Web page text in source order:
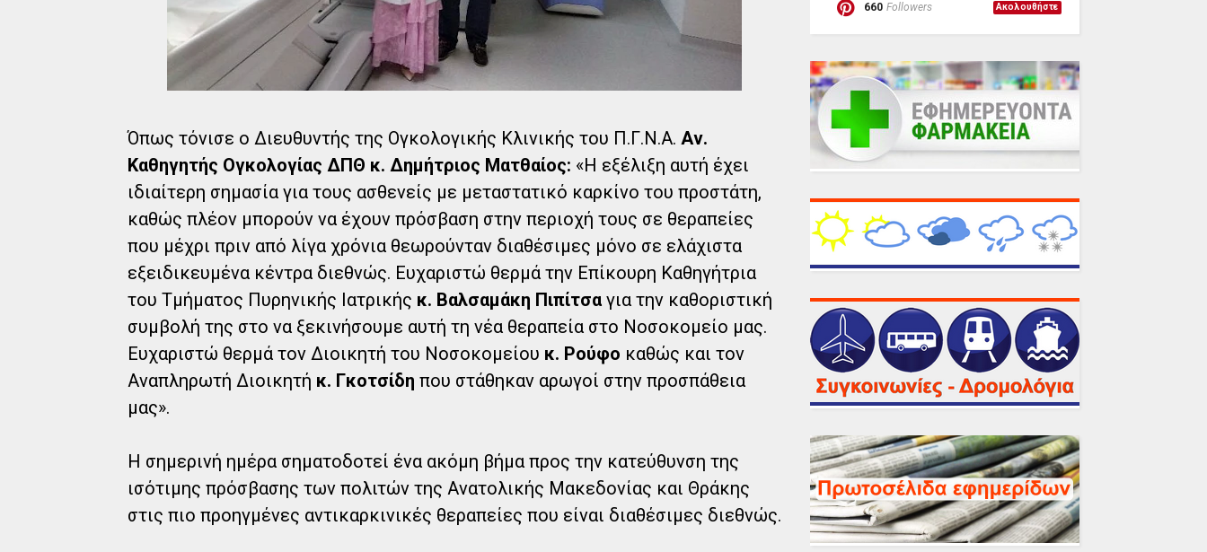
Όπως τόνισε ο Διευθυντής της Ογκολογικής Κλινικής του Π.Γ.Ν.Α. Αν.
Καθηγητής Ογκολογίας ΔΠΘ κ. Δημήτριος Ματθαίος: «Η εξέλιξη αυτή έχει
ιδιαίτερη σημασία για τους ασθενείς με μεταστατικό καρκίνο του προστάτη,
καθώς πλέον μπορούν να έχουν πρόσβαση στην περιοχή τους σε θεραπείες
που μέχρι πριν από λίγα χρόνια θεωρούνταν διαθέσιμες μόνο σε ελάχιστα
εξειδικευμένα κέντρα διεθνώς. Ευχαριστώ θερμά την Επίκουρη Καθηγήτρια
του Τμήματος Πυρηνικής Ιατρικής κ. Βαλσαμάκη Πιπίτσα για την καθοριστική
συμβολή της στο να ξεκινήσουμε αυτή τη νέα θεραπεία στο Νοσοκομείο μας.
Ευχαριστώ θερμά τον Διοικητή του Νοσοκομείου κ. Ρούφο καθώς και τον
Αναπληρωτή Διοικητή κ. Γκοτσίδη που στάθηκαν αρωγοί στην προσπάθεια
μας».
Η σημερινή ημέρα σηματοδοτεί ένα ακόμη βήμα προς την κατεύθυνση της
ισότιμης πρόσβασης των πολιτών της Ανατολικής Μακεδονίας και Θράκης
στις πιο προηγμένες αντικαρκινικές θεραπείες που είναι διαθέσιμες διεθνώς.
660 Followers Ακολουθήστε